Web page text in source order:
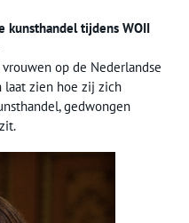
kunsthandel tijdens WOII
op de Nederlandse
laat zien hoe zij zich
gedwongen